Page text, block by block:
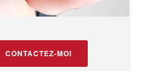
CONTACTEZ-MOI